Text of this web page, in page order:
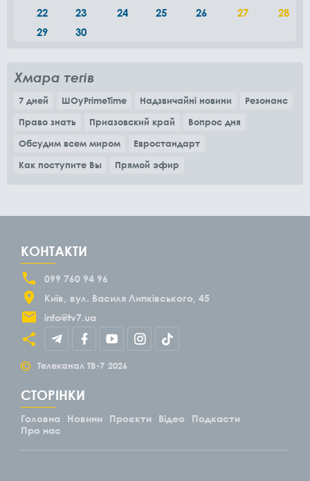
22
23 24 25 26 27
28
29
30
Хмара тегів
7 дней ШОуPrimeTime Надзвичайні новини
Резонанс
Право знать
Приазовский край
Вопрос дня
Обсудим всем миром
Евростандарт
Как поступите Вы
Прямой эфир
КОНТАКТИ
099 760 94 96
Київ
вул. Василя Липківського, 45
info@tv7.ua
© Телеканал ТВ-7 2026
СТОРІНКИ
Головна Новини Проєкти Відео
Подкасти
Про нас